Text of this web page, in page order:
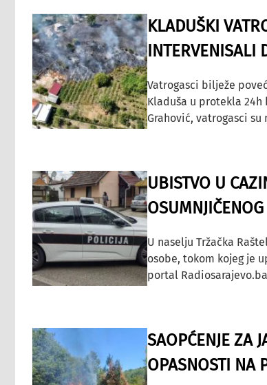
KLADUŠKI
INTERVENISALI
Vatrogasci bilježe
Kladuša u protekla
Grahović, vatrogasci
UBISTVO U
OSUMNJIČENOG
U naselju Tržačka
osobe, tokom kojeg je
portal
SAOPĆENJE ZA
OPASNOSTI NA